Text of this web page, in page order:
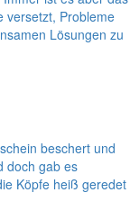
versetzt, Probleme
Lösungen zu
beschert und
doch gab es
Köpfe heiß geredet